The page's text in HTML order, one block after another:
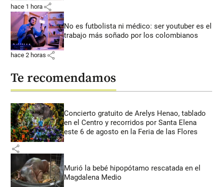
hace 1 hora share
No es futbolista ni médico: ser youtuber es el
trabajo más soñado por los colombianos
hace 2 horas share
Te recomendamos
Concierto gratuito de Arelys Henao, tablado
en el Centro y recorridos por Santa Elena
este 6 de agosto en la Feria de las Flores
share
Murió la bebé hipopótamo rescatada en el
Magdalena Medio